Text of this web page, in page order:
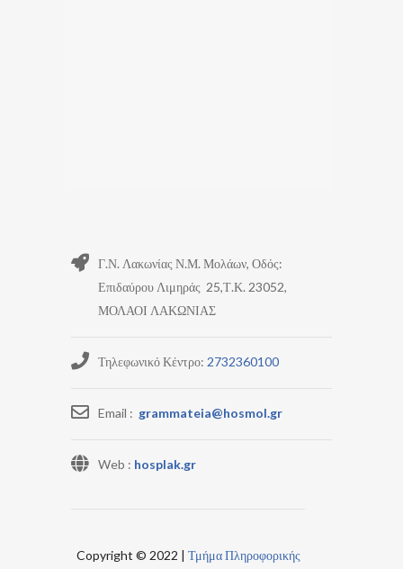
Γ.Ν. Λακωνίας Ν.Μ. Μολάων, Οδός:
Επιδαύρου Λιμηράς 25,Τ.Κ. 23052,
ΜΟΛΑΟΙ ΛΑΚΩΝΙΑΣ
Τηλεφωνικό Κέντρο: 2732360100
Email : grammateia@hosmol.gr
Web : hosplak.gr
Copyright © 2022 | Τμήμα Πληροφορικής